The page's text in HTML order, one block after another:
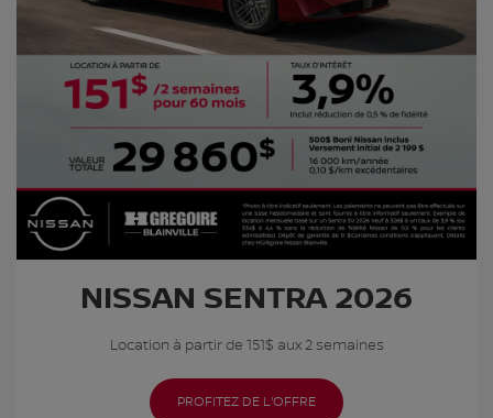
NISSAN SENTRA 2026
Location à partir de 151$ aux 2 semaines
PROFITEZ DE L'OFFRE